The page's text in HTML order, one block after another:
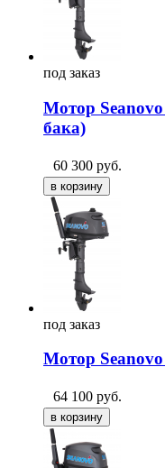
под заказ
Мотор
бака)
60 300 руб.
под заказ
Мотор
64 100 руб.